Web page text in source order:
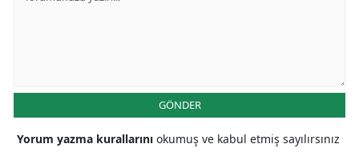
GÖNDER
Yorum yazma kurallarını okumuş ve kabul etmiş sayılırsınız